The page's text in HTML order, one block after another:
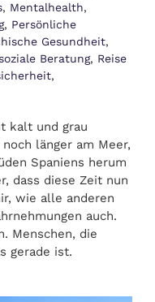
, Mentalhealth,
, Persönliche
Gesundheit,
Beratung, Reise
,
kalt und grau
länger am Meer,
Spaniens herum
dass diese Zeit nun
wie alle anderen
auch.
Menschen, die
gerade ist.